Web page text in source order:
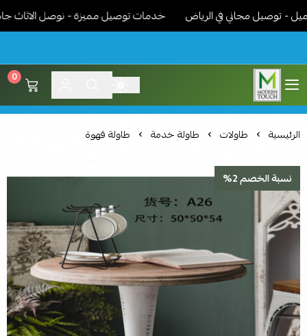
مجاني في الرياض خدمات توصيل مميزة - نوصل الاثاث جاهز
اثاث مودرن لمسة عصرية
0
الرئيسية طاولات طاولة خدمة طاولة قهوة
نسبة الخصم 2%